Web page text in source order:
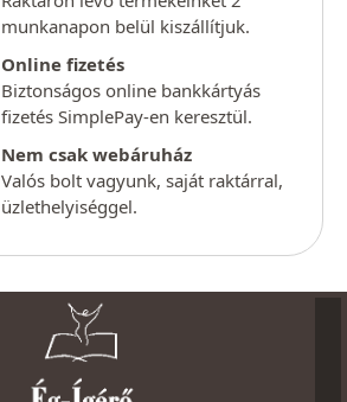
munkanapon belül kiszállítjuk.
Online fizetés
Biztonságos online bankkártyás
fizetés SimplePay-en keresztül.
Nem csak webáruház
Valós bolt vagyunk, saját raktárral,
üzlethelyiséggel.